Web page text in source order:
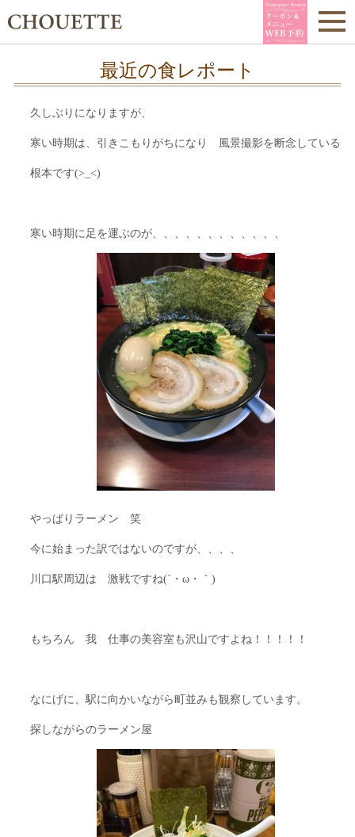
最近の食レポート
久しぶりになりますが、
寒い時期は、引きこもりがちになり 風景撮影を断念している
根本です(>_<)
寒い時期に足を運ぶのが、、、、、、、、、、、、
やっぱりラーメン 笑
今に始まった訳ではないのですが、、、、
川口駅周辺は 激戦ですね(´・ω・｀)
もちろん 我 仕事の美容室も沢山ですよね！！！！！
なにげに、駅に向かいながら町並みも観察しています。
探しながらのラーメン屋